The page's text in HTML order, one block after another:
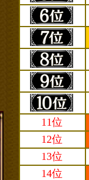
11位
12位
13位
14位